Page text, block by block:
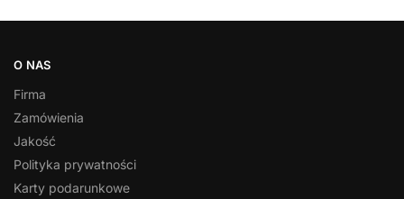
O NAS
Firma
Zamówienia
Jakość
Polityka prywatności
Karty podarunkowe